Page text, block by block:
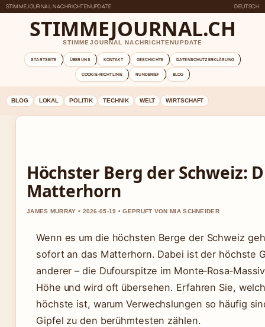
STIMMEJOURNAL NACHRICHTENUPDATE DEUTSCH
STIMMEJOURNAL.CH
STIMMEJOURNAL NACHRICHTENUPDATE
STARTSEITE ÜBER UNS KONTAKT GESCHICHTE DATENSCHUTZERKLÄRUNG
COOKIE-RICHTLINIE RUNDBRIEF BLOG
BLOG LOKAL POLITIK TECHNIK WELT WIRTSCHAFT
Höchster Berg der Schweiz:
Matterhorn
JAMES MURRAY • 2026-05-19 • GEPRUFT VON MIA SCHNEIDER
Wenn es um die höchsten Berge der Schweiz
sofort an das Matterhorn. Dabei ist der höchste
anderer – die Dufourspitze im
Höhe und wird oft übersehen. Erfahren Sie,
höchste ist, warum Verwechslungen so häufig
Gipfel zu den berühmtesten zählen.